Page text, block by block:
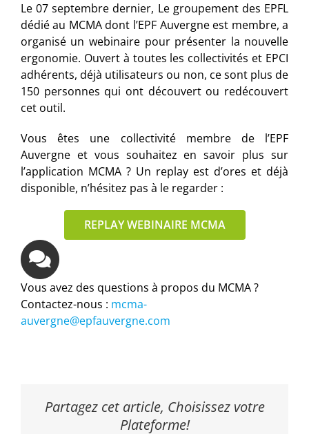
Le 07 septembre dernier, Le groupement des EPFL
dédié au MCMA dont l’EPF Auvergne est membre, a
organisé un webinaire pour présenter la nouvelle
ergonomie. Ouvert à toutes les collectivités et EPCI
adhérents, déjà utilisateurs ou non, ce sont plus de
150 personnes qui ont découvert ou redécouvert
cet outil.
Vous êtes une collectivité membre de l’EPF
Auvergne et vous souhaitez en savoir plus sur
l’application MCMA ? Un replay est d’ores et déjà
disponible, n’hésitez pas à le regarder :
REPLAY WEBINAIRE MCMA
Vous avez des questions à propos du MCMA ?
Contactez-nous : mcma-
auvergne@epfauvergne.com
Partagez cet article, Choisissez votre
Plateforme!